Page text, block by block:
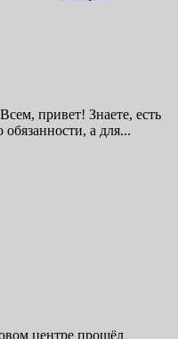
привет! Знаете, есть
а для...
центре прошёл